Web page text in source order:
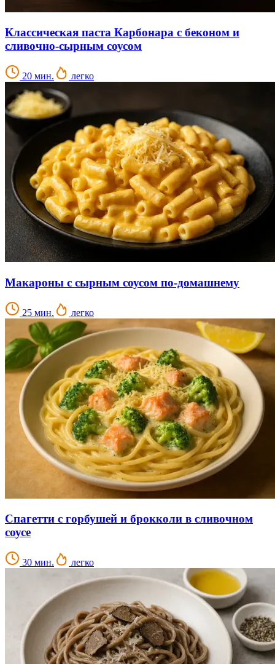
Классическая паста Карбонара с беконом и
сливочно-сырным соусом
20 мин. легко
Макароны с сырным соусом по-домашнему
25 мин. легко
Спагетти с горбушей и брокколи в сливочном
соусе
30 мин. легко